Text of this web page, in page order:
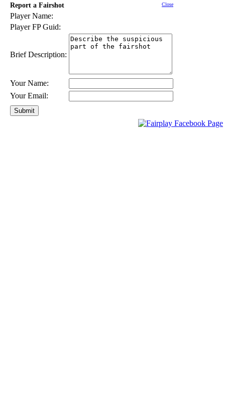
Report a Fairshot Close
Player Name:
Player FP Guid:
Brief Description:
Your Name:
Your Email: